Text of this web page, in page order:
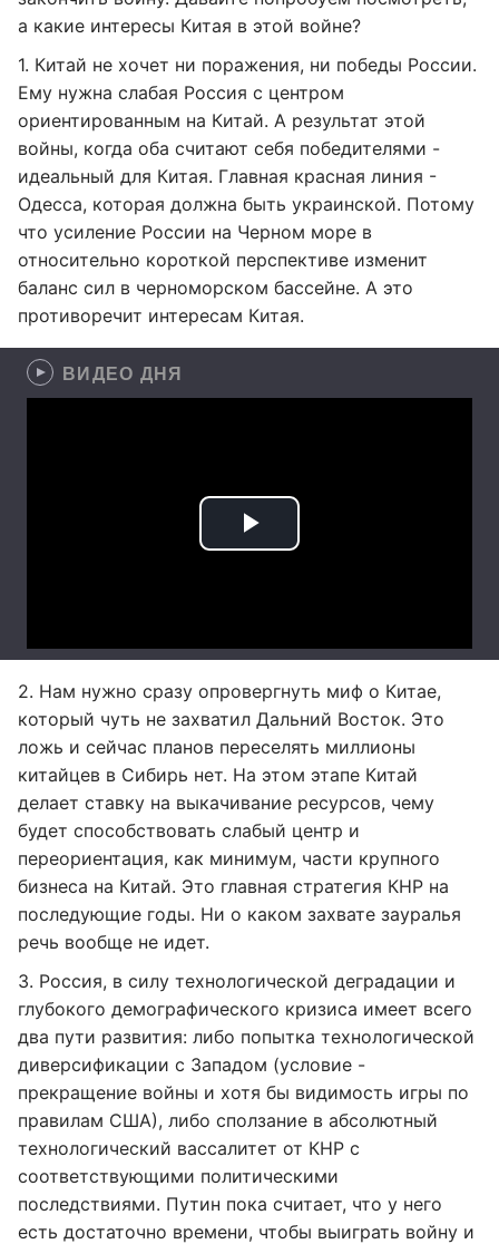
а какие интересы Китая в этой войне?
1. Китай не хочет ни поражения, ни победы России.
Ему нужна слабая Россия с центром
ориентированным на Китай. А результат этой
войны, когда оба считают себя победителями -
идеальный для Китая. Главная красная линия -
Одесса, которая должна быть украинской. Потому
что усиление России на Черном море в
относительно короткой перспективе изменит
баланс сил в черноморском бассейне. А это
противоречит интересам Китая.
ВИДЕО ДНЯ
2. Нам нужно сразу опровергнуть миф о Китае,
который чуть не захватил Дальний Восток. Это
ложь и сейчас планов переселять миллионы
китайцев в Сибирь нет. На этом этапе Китай
делает ставку на выкачивание ресурсов, чему
будет способствовать слабый центр и
переориентация, как минимум, части крупного
бизнеса на Китай. Это главная стратегия КНР на
последующие годы. Ни о каком захвате зауралья
речь вообще не идет.
3. Россия, в силу технологической деградации и
глубокого демографического кризиса имеет всего
два пути развития: либо попытка технологической
диверсификации с Западом (условие -
прекращение войны и хотя бы видимость игры по
правилам США), либо сползание в абсолютный
технологический вассалитет от КНР с
соответствующими политическими
последствиями. Путин пока считает, что у него
есть достаточно времени, чтобы выиграть войну и